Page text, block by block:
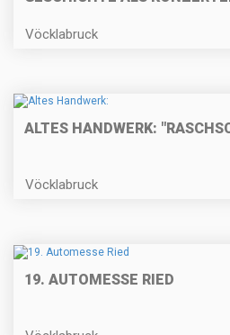
Vöcklabruck
ALTES HANDWERK:
Vöcklabruck
19. AUTOMESSE RIED